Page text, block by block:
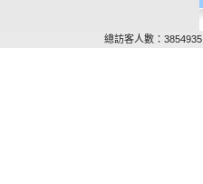
總訪客人數：3854935